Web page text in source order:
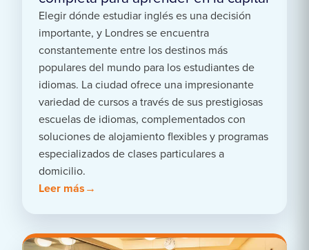
Elegir dónde estudiar inglés es una decisión
importante, y Londres se encuentra
constantemente entre los destinos más
populares del mundo para los estudiantes de
idiomas. La ciudad ofrece una impresionante
variedad de cursos a través de sus prestigiosas
escuelas de idiomas, complementados con
soluciones de alojamiento flexibles y programas
especializados de clases particulares a
domicilio.
Leer más